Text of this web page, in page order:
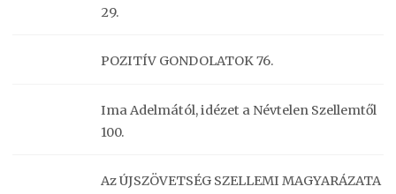
29.
POZITÍV GONDOLATOK 76.
Ima Adelmától, idézet a Névtelen Szellemtől
100.
Az ÚJSZÖVETSÉG SZELLEMI MAGYARÁZATA